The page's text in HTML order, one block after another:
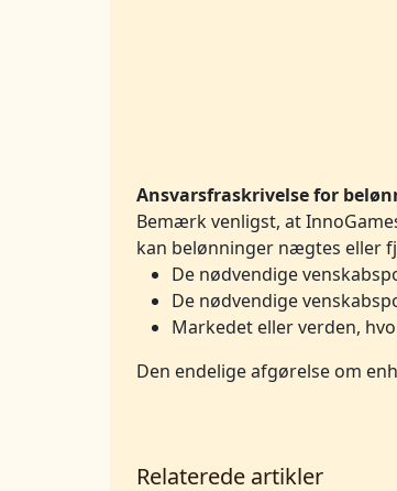
Ansvarsfraskrivelse for
Bemærk venligst, at
kan belønninger nægtes eller
De nødvendige
De nødvendige
Markedet eller verden,
Den endelige afgørelse om
Relaterede artikler